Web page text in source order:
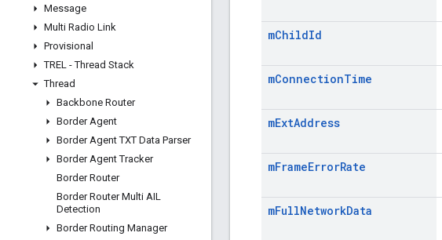
Message
Multi Radio Link
Provisional
TREL - Thread Stack
Thread
Backbone Router
Border Agent
Border Agent TXT Data Parser
Border Agent Tracker
Border Router
Border Router Multi AIL
Detection
Border Routing Manager
mChildId
mConnectionTime
mExtAddress
mFrameErrorRate
mFullNetworkData